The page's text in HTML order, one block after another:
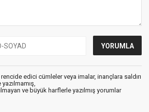
edici cümleler veya imalar, inançlara saldırı
ve büyük harflerle yazılmış yorumlar